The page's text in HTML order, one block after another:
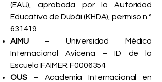
(EAU), aprobada por la Autoridad
Educativa de Dubái (KHDA), permiso n.°
631419
AIMU– Universidad Médica
Internacional Avicena – ID de la
Escuela FAIMER: F0006354
OUS– Academia Internacional en